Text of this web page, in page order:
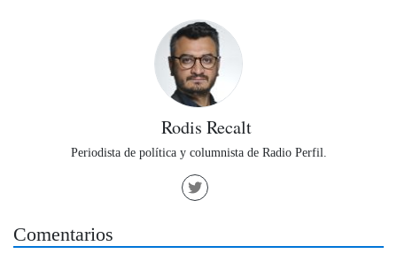
Rodis Recalt
Periodista de política y columnista de Radio Perfil.
Comentarios